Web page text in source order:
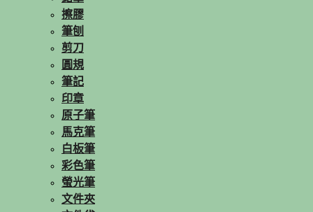
擦膠
筆刨
剪刀
圓規
筆記
印章
原子筆
馬克筆
白板筆
彩色筆
螢光筆
文件夾